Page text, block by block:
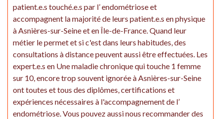
patient.e.s touché.e.s par l’ endométriose et
accompagnent la majorité de leurs patient.e.s en physique
à Asnières-sur-Seine et en Île-de-France. Quand leur
métier le permet et si c'est dans leurs habitudes, des
consultations à distance peuvent aussi être effectuées. Les
expert.e.s en Une maladie chronique qui touche 1 femme
sur 10, encore trop souvent ignorée à Asnières-sur-Seine
ont toutes et tous des diplômes, certifications et
expériences nécessaires à l'accompagnement de l’
endométriose. Vous pouvez aussi nous recommander des